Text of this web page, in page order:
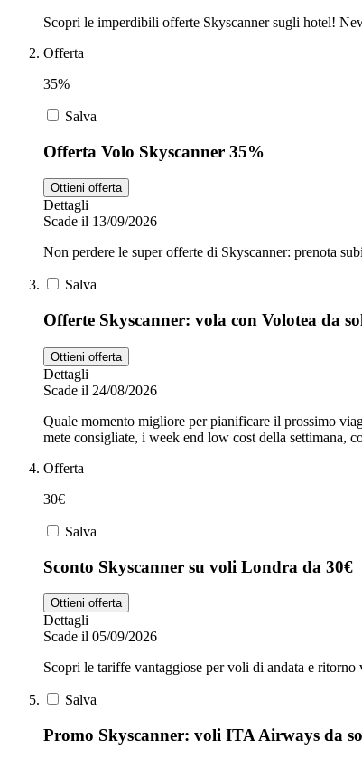
Scopri le imperdibili offerte Skyscanner sugli hotel!
Offerta
35%
Salva
Offerta Volo Skyscanner 35%
Ottieni offerta
Dettagli
Scade il 13/09/2026
Non perdere le super offerte di Skyscanner: prenota
Salva
Offerte Skyscanner: vola con Volotea da
Ottieni offerta
Dettagli
Scade il 24/08/2026
Quale momento migliore per pianificare il prossimo
mete consigliate, i week end low cost della settimana,
Offerta
30€
Salva
Sconto Skyscanner su voli Londra da 30€
Ottieni offerta
Dettagli
Scade il 05/09/2026
Scopri le tariffe vantaggiose per voli di andata e
Salva
Promo Skyscanner: voli ITA Airways da